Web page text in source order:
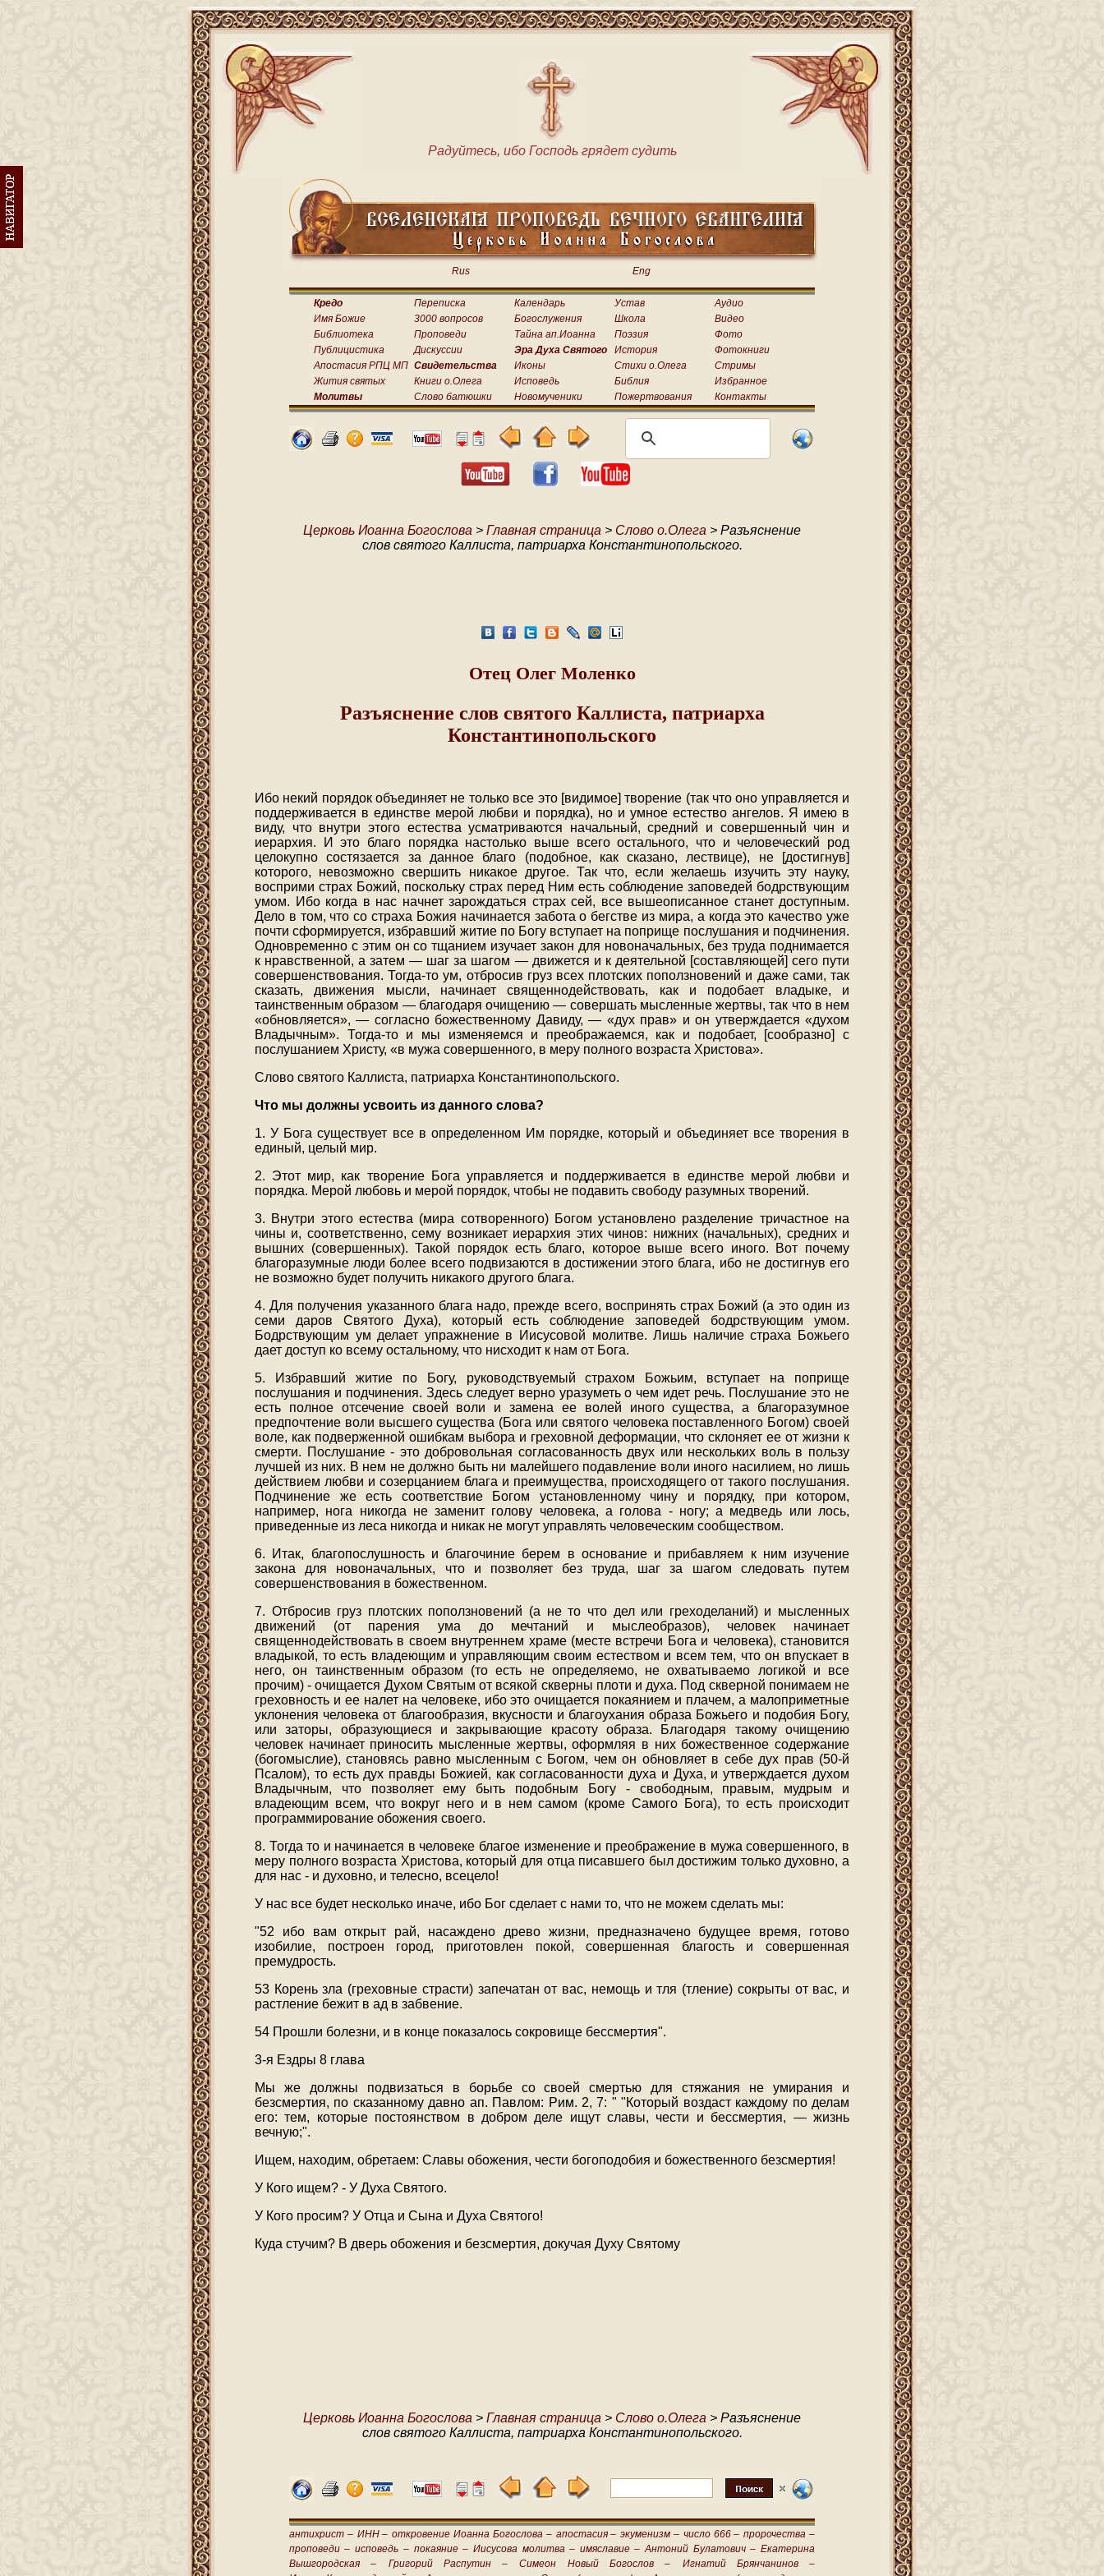
Радуйтесь, ибо Господь грядет судить
Rus Eng
Кредо Переписка Календарь Устав
Аудио
Имя Божие
3000 вопросов Богослужения Школа
Видео
Библиотека
Проповеди Тайна ап.Иоанна Поэзия
Фото
Публицистика
Дискуссии Эра Духа Святого История
Фотокниги
Апостасия РПЦ МП Свидетельства Иконы Стихи о.Олега
Стримы
Жития святых
Книги о.Олега Исповедь Библия
Избранное
Молитвы
Слово батюшки Новомученики Пожертвования Контакты
Церковь Иоанна Богослова > Главная страница > Слово о.Олега > Разъяснение
слов святого Каллиста, патриарха Константинопольского.
Отец Олег Моленко
Разъяснение слов святого Каллиста, патриарха
Константинопольского
Ибо некий порядок объединяет не только все это [видимое] творение (так что оно управляется и
поддерживается в единстве мерой любви и порядка), но и умное естество ангелов. Я имею в
виду, что внутри этого естества усматриваются начальный, средний и совершенный чин и
иерархия. И это благо порядка настолько выше всего остального, что и человеческий род
целокупно состязается за данное благо (подобное, как сказано, лествице), не [достигнув]
которого, невозможно свершить никакое другое. Так что, если желаешь изучить эту науку,
восприми страх Божий, поскольку страх перед Ним есть соблюдение заповедей бодрствующим
умом. Ибо когда в нас начнет зарождаться страх сей, все вышеописанное станет доступным.
Дело в том, что со страха Божия начинается забота о бегстве из мира, а когда это качество уже
почти сформируется, избравший житие по Богу вступает на поприще послушания и подчинения.
Одновременно с этим он со тщанием изучает закон для новоначальных, без труда поднимается
к нравственной, а затем — шаг за шагом — движется и к деятельной [составляющей] сего пути
совершенствования. Тогда-то ум, отбросив груз всех плотских поползновений и даже сами, так
сказать, движения мысли, начинает священнодействовать, как и подобает владыке, и
таинственным образом — благодаря очищению — совершать мысленные жертвы, так что в нем
«обновляется», — согласно божественному Давиду, — «дух прав» и он утверждается «духом
Владычным». Тогда-то и мы изменяемся и преображаемся, как и подобает, [сообразно] с
послушанием Христу, «в мужа совершенного, в меру полного возраста Христова».
Слово святого Каллиста, патриарха Константинопольского.
Что мы должны усвоить из данного слова?
1. У Бога существует все в определенном Им порядке, который и объединяет все творения в
единый, целый мир.
2. Этот мир, как творение Бога управляется и поддерживается в единстве мерой любви и
порядка. Мерой любовь и мерой порядок, чтобы не подавить свободу разумных творений.
3. Внутри этого естества (мира сотворенного) Богом установлено разделение тричастное на
чины и, соответственно, сему возникает иерархия этих чинов: нижних (начальных), средних и
вышних (совершенных). Такой порядок есть благо, которое выше всего иного. Вот почему
благоразумные люди более всего подвизаются в достижении этого блага, ибо не достигнув его
не возможно будет получить никакого другого блага.
4. Для получения указанного блага надо, прежде всего, воспринять страх Божий (а это один из
семи даров Святого Духа), который есть соблюдение заповедей бодрствующим умом.
Бодрствующим ум делает упражнение в Иисусовой молитве. Лишь наличие страха Божьего
дает доступ ко всему остальному, что нисходит к нам от Бога.
5. Избравший житие по Богу, руководствуемый страхом Божьим, вступает на поприще
послушания и подчинения. Здесь следует верно уразуметь о чем идет речь. Послушание это не
есть полное отсечение своей воли и замена ее волей иного существа, а благоразумное
предпочтение воли высшего существа (Бога или святого человека поставленного Богом) своей
воле, как подверженной ошибкам выбора и греховной деформации, что склоняет ее от жизни к
смерти. Послушание - это добровольная согласованность двух или нескольких воль в пользу
лучшей из них. В нем не должно быть ни малейшего подавление воли иного насилием, но лишь
действием любви и созерцанием блага и преимущества, происходящего от такого послушания.
Подчинение же есть соответствие Богом установленному чину и порядку, при котором,
например, нога никогда не заменит голову человека, а голова - ногу; а медведь или лось,
приведенные из леса никогда и никак не могут управлять человеческим сообществом.
6. Итак, благопослушность и благочиние берем в основание и прибавляем к ним изучение
закона для новоначальных, что и позволяет без труда, шаг за шагом следовать путем
совершенствования в божественном.
7. Отбросив груз плотских поползновений (а не то что дел или греходеланий) и мысленных
движений (от парения ума до мечтаний и мыслеобразов), человек начинает
священнодействовать в своем внутреннем храме (месте встречи Бога и человека), становится
владыкой, то есть владеющим и управляющим своим естеством и всем тем, что он впускает в
него, он таинственным образом (то есть не определяемо, не охватываемо логикой и все
прочим) - очищается Духом Святым от всякой скверны плоти и духа. Под скверной понимаем не
греховность и ее налет на человеке, ибо это очищается покаянием и плачем, а малоприметные
уклонения человека от благообразия, вкусности и благоухания образа Божьего и подобия Богу,
или заторы, образующиеся и закрывающие красоту образа. Благодаря такому очищению
человек начинает приносить мысленные жертвы, оформляя в них божественное содержание
(богомыслие), становясь равно мысленным с Богом, чем он обновляет в себе дух прав (50-й
Псалом), то есть дух правды Божией, как согласованности духа и Духа, и утверждается духом
Владычным, что позволяет ему быть подобным Богу - свободным, правым, мудрым и
владеющим всем, что вокруг него и в нем самом (кроме Самого Бога), то есть происходит
программирование обожения своего.
8. Тогда то и начинается в человеке благое изменение и преображение в мужа совершенного, в
меру полного возраста Христова, который для отца писавшего был достижим только духовно, а
для нас - и духовно, и телесно, всецело!
У нас все будет несколько иначе, ибо Бог сделает с нами то, что не можем сделать мы:
"52 ибо вам открыт рай, насаждено древо жизни, предназначено будущее время, готово
изобилие, построен город, приготовлен покой, совершенная благость и совершенная
премудрость.
53 Корень зла (греховные страсти) запечатан от вас, немощь и тля (тление) сокрыты от вас, и
растление бежит в ад в забвение.
54 Прошли болезни, и в конце показалось сокровище бессмертия".
3-я Ездры 8 глава
Мы же должны подвизаться в борьбе со своей смертью для стяжания не умирания и
безсмертия, по сказанному давно ап. Павлом: Рим. 2, 7: " "Который воздаст каждому по делам
его: тем, которые постоянством в добром деле ищут славы, чести и бессмертия, — жизнь
вечную;".
Ищем, находим, обретаем: Славы обожения, чести богоподобия и божественного безсмертия!
У Кого ищем? - У Духа Святого.
У Кого просим? У Отца и Сына и Духа Святого!
Куда стучим? В дверь обожения и безсмертия, докучая Духу Святому
Церковь Иоанна Богослова > Главная страница > Слово о.Олега > Разъяснение
слов святого Каллиста, патриарха Константинопольского.
антихрист – ИНН – откровение Иоанна Богослова – апостасия – экуменизм – число 666 – пророчества –
проповеди – исповедь – покаяние – Иисусова молитва – имяславие – Антоний Булатович – Екатерина
Вышгородская –
Григорий Распутин – Симеон Новый Богослов –
Игнатий Брянчанинов –